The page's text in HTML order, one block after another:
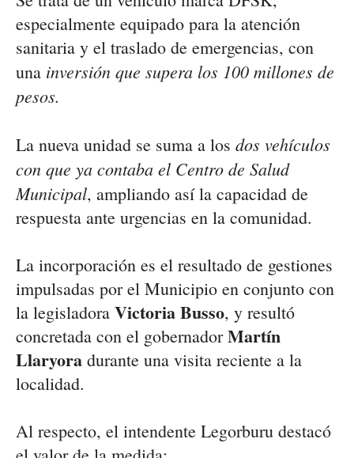
especialmente equipado para la atención
sanitaria y el traslado de emergencias, con
una inversión que supera los 100 millones de
pesos.
La nueva unidad se suma a los dos vehículos
con que ya contaba el Centro de Salud
Municipal, ampliando así la capacidad de
respuesta ante urgencias en la comunidad.
La incorporación es el resultado de gestiones
impulsadas por el Municipio en conjunto con
la legisladora Victoria Busso, y resultó
concretada con el gobernadorMartín
Llaryora durante una visita reciente a la
localidad.
Al respecto, el intendente Legorburu destacó